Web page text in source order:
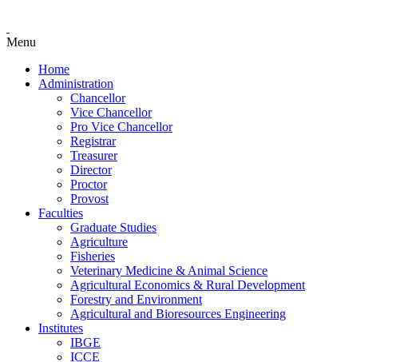
Menu
Home
Administration
Chancellor
Vice Chancellor
Pro Vice Chancellor
Registrar
Treasurer
Director
Proctor
Provost
Faculties
Graduate Studies
Agriculture
Fisheries
Veterinary Medicine & Animal Science
Agricultural Economics & Rural Development
Forestry and Environment
Agricultural and Bioresources Engineering
Institutes
IBGE
ICCE